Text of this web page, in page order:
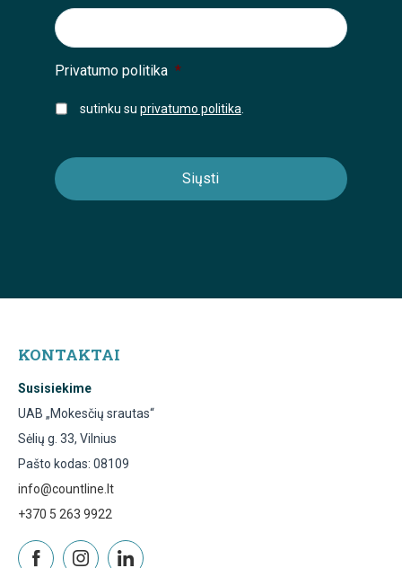
Privatumo politika *
sutinku su privatumo politika
KONTAKTAI
Susisiekime
UAB „Mokesčių srautas“
Sėlių g. 33, Vilnius
Pašto kodas: 08109
info@countline.lt
+370 5 263 9922